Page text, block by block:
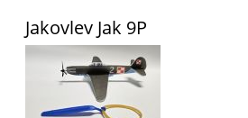
Jakovlev Jak 9P